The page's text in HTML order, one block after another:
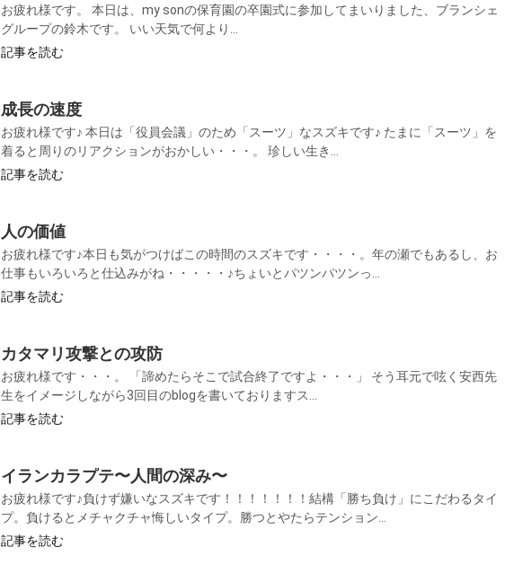
お疲れ様です。 本日は、my sonの保育園の卒園式に参加してまいりました、ブランシェ
グループの鈴木です。 いい天気で何より...
記事を読む
成長の速度
お疲れ様です♪ 本日は「役員会議」のため「スーツ」なスズキです♪ たまに「スーツ」を
着ると周りのリアクションがおかしい・・・。 珍しい生き...
記事を読む
人の価値
お疲れ様です♪本日も気がつけばこの時間のスズキです・・・・。年の瀬でもあるし、お
仕事もいろいろと仕込みがね・・・・・♪ちょいとパツンパツンっ...
記事を読む
カタマリ攻撃との攻防
お疲れ様です・・・。 「諦めたらそこで試合終了ですよ・・・」 そう耳元で呟く安西先
生をイメージしながら3回目のblogを書いておりますス...
記事を読む
イランカラプテ〜人間の深み〜
お疲れ様です♪負けず嫌いなスズキです！！！！！！！結構「勝ち負け」にこだわるタイ
プ。負けるとメチャクチャ悔しいタイプ。勝つとやたらテンション...
記事を読む